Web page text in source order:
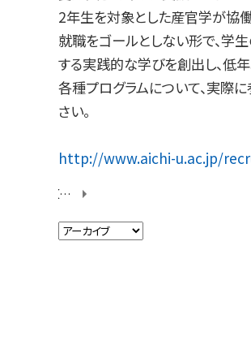
2年生を対象とした産官学が協
就職をゴールとしない形で、学
する実践的な学びを創出し、低
各種プログラムについて、実際
さい。
http://www.aichi-u.ac.jp/
【映像のプロから学ぶCM制作！】第2回 画コンテの作成を行いました！